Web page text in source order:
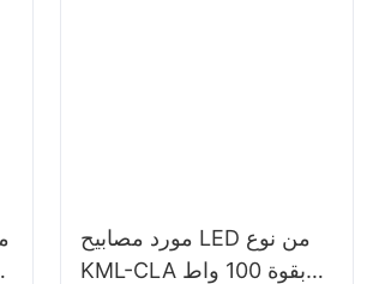
مورد مصابيح LED من نوع
KML-CLA بقوة 100 واط